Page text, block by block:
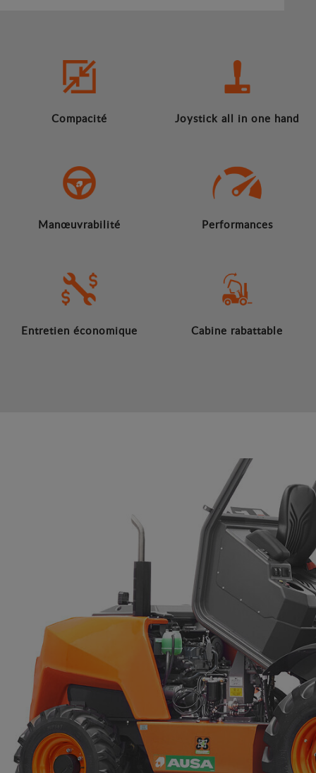
Compacité Joystick all in one hand
Manœuvrabilité Performances
Entretien économique Cabine rabattable